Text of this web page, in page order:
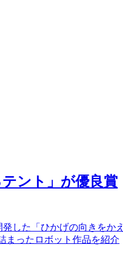
テント」が優良賞
した「ひかげの向きをかえ
まったロボット作品を紹介